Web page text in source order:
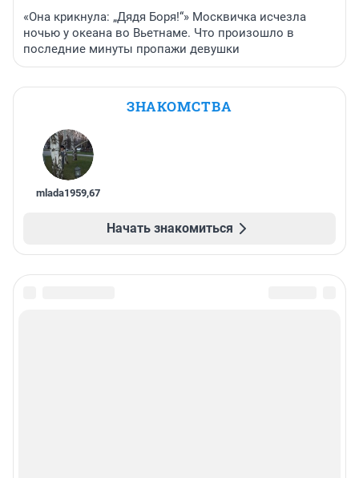
«Она крикнула: „Дядя Боря!“» Москвичка исчезла
ночью у океана во Вьетнаме. Что произошло в
последние минуты пропажи девушки
ЗНАКОМСТВА
mlada1959,67
Начать знакомиться